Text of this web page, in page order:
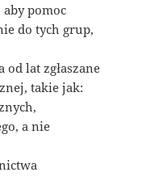
pomoc
do tych grup,
lat zgłaszane
takie jak:
a nie